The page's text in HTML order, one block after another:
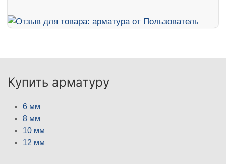
Купить арматуру
6 мм
8 мм
10 мм
12 мм